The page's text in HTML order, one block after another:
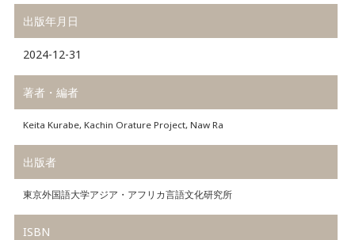
出版年月日
2024-12-31
著者・編者
Keita Kurabe, Kachin Orature Project, Naw Ra
出版者
東京外国語大学アジア・アフリカ言語文化研究所
ISBN